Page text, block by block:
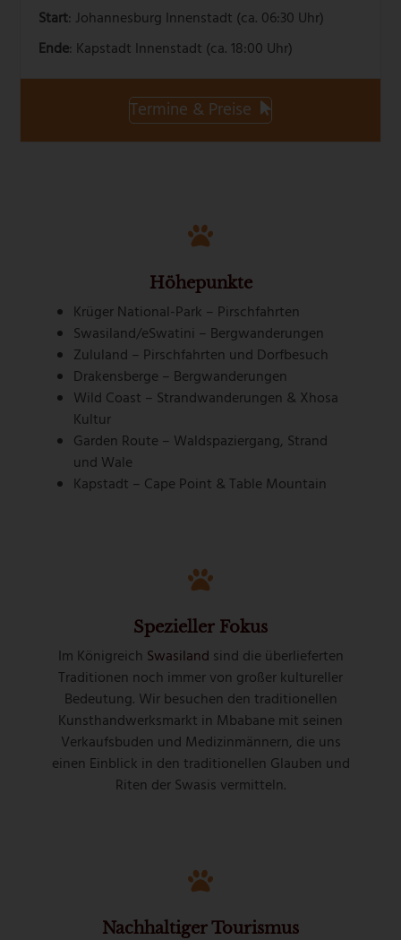
Start: Johannesburg Innenstadt (ca. 06:30 Uhr)
Ende: Kapstadt Innenstadt (ca. 18:00 Uhr)
Termine & Preise
Höhepunkte
Krüger National-Park – Pirschfahrten
Swasiland/eSwatini – Bergwanderungen
Zululand – Pirschfahrten und Dorfbesuch
Drakensberge – Bergwanderungen
Wild Coast – Strandwanderungen & Xhosa
Kultur
Garden Route – Waldspaziergang, Strand
und Wale
Kapstadt – Cape Point & Table Mountain
Spezieller Fokus
Im Königreich Swasiland sind die überlieferten
Traditionen noch immer von großer kultureller
Bedeutung. Wir besuchen den traditionellen
Kunsthandwerksmarkt in Mbabane mit seinen
Verkaufsbuden und Medizinmännern, die uns
einen Einblick in den traditionellen Glauben und
Riten der Swasis vermitteln.
Nachhaltiger Tourismus